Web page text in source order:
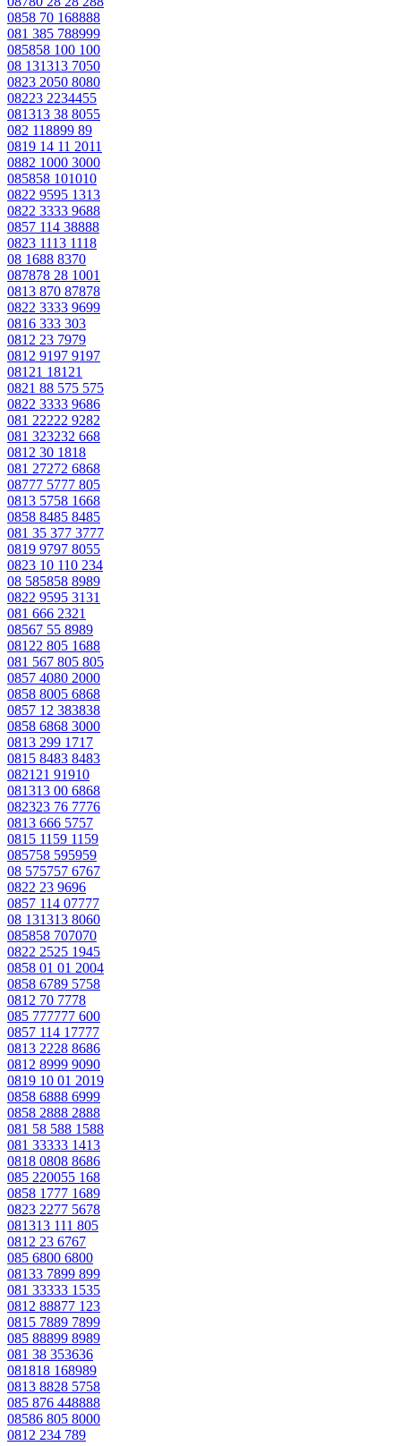
0858 70 168888
081 385 788999
085858 100 100
08 131313 7050
0823 2050 8080
08223 2234455
081313 38 8055
082 118899 89
0819 14 11 2011
0882 1000 3000
085858 101010
0822 9595 1313
0822 3333 9688
0857 114 38888
0823 1113 1118
08 1688 8370
087878 28 1001
0813 870 87878
0822 3333 9699
0816 333 303
0812 23 7979
0812 9197 9197
08121 18121
0821 88 575 575
0822 3333 9686
081 22222 9282
081 323232 668
0812 30 1818
081 27272 6868
08777 5777 805
0813 5758 1668
0858 8485 8485
081 35 377 3777
0819 9797 8055
0823 10 110 234
08 585858 8989
0822 9595 3131
081 666 2321
08567 55 8989
08122 805 1688
081 567 805 805
0857 4080 2000
0858 8005 6868
0857 12 383838
0858 6868 3000
0813 299 1717
0815 8483 8483
082121 91910
081313 00 6868
082323 76 7776
0813 666 5757
0815 1159 1159
085758 595959
08 575757 6767
0822 23 9696
0857 114 07777
08 131313 8060
085858 707070
0822 2525 1945
0858 01 01 2004
0858 6789 5758
0812 70 7778
085 777777 600
0857 114 17777
0813 2228 8686
0812 8999 9090
0819 10 01 2019
0858 6888 6999
0858 2888 2888
081 58 588 1588
081 33333 1413
0818 0808 8686
085 220055 168
0858 1777 1689
0823 2277 5678
081313 111 805
0812 23 6767
085 6800 6800
08133 7899 899
081 33333 1535
0812 88877 123
0815 7889 7899
085 88899 8989
081 38 353636
081818 168989
0813 8828 5758
085 876 448888
08586 805 8000
0812 234 789